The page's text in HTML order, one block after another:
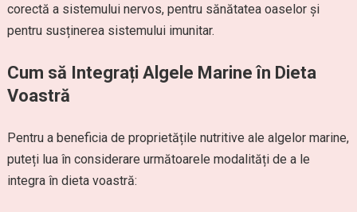
corectă a sistemului nervos, pentru sănătatea oaselor și
pentru susținerea sistemului imunitar.
Cum să Integrați Algele Marine în Dieta
Voastră
Pentru a beneficia de proprietățile nutritive ale algelor marine,
puteți lua în considerare următoarele modalități de a le
integra în dieta voastră: